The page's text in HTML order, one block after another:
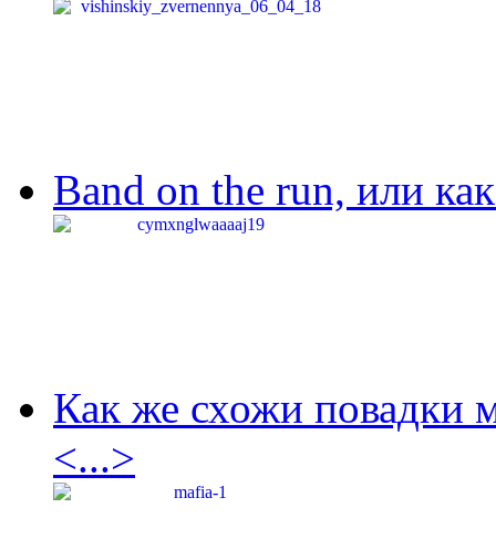
Band on the run, или
Как же схожи повадки
<...>